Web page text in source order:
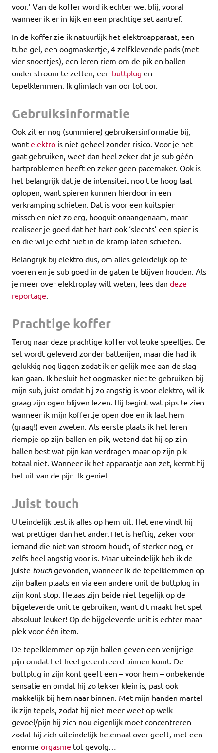
voor.’ Van de koffer word ik echter wel blij, vooral
wanneer ik er in kijk en een prachtige set aantref.
In de koffer zie ik natuurlijk het elektroapparaat, een
tube gel, een oogmaskertje, 4 zelfklevende pads (met
vier snoertjes), een leren riem om de pik en ballen
onder stroom te zetten, een buttplug en
tepelklemmen. Ik glimlach van oor tot oor.
Gebruiksinformatie
Ook zit er nog (summiere) gebruikersinformatie bij,
want elektro is niet geheel zonder risico. Voor je het
gaat gebruiken, weet dan heel zeker dat je sub géén
hartproblemen heeft en zeker geen pacemaker. Ook is
het belangrijk dat je de intensiteit nooit te hoog laat
oplopen, want spieren kunnen hierdoor in een
verkramping schieten. Dat is voor een kuitspier
misschien niet zo erg, hooguit onaangenaam, maar
realiseer je goed dat het hart ook ‘slechts’ een spier is
en die wil je echt niet in de kramp laten schieten.
Belangrijk bij elektro dus, om alles geleidelijk op te
voeren en je sub goed in de gaten te blijven houden. Als
je meer over elektroplay wilt weten, lees dan deze
reportage
Prachtige koffer
Terug naar deze prachtige koffer vol leuke speeltjes. De
set wordt geleverd zonder batterijen, maar die had ik
gelukkig nog liggen zodat ik er gelijk mee aan de slag
kan gaan. Ik besluit het oogmasker niet te gebruiken bij
mijn sub, juist omdat hij zo angstig is voor elektro, wil ik
graag zijn ogen blijven lezen. Hij begint wat pips te zien
wanneer ik mijn koffertje open doe en ik laat hem
(graag!) even zweten. Als eerste plaats ik het leren
riempje op zijn ballen en pik, wetend dat hij op zijn
ballen best wat pijn kan verdragen maar op zijn pik
totaal niet. Wanneer ik het apparaatje aan zet, kermt hij
het uit van de pijn. Ik geniet.
Juist touch
Uiteindelijk test ik alles op hem uit. Het ene vindt hij
wat prettiger dan het ander. Het is heftig, zeker voor
iemand die niet van stroom houdt, of sterker nog, er
zelfs heel angstig voor is. Maar uiteindelijk heb ik de
juiste touch gevonden, wanneer ik de tepelklemmen op
zijn ballen plaats en via een andere unit de buttplug in
zijn kont stop. Helaas zijn beide niet tegelijk op de
bijgeleverde unit te gebruiken, want dit maakt het spel
absoluut leuker! Op de bijgeleverde unit is echter maar
plek voor één item.
De tepelklemmen op zijn ballen geven een venijnige
pijn omdat het heel gecentreerd binnen komt. De
buttplug in zijn kont geeft een – voor hem – onbekende
sensatie en omdat hij zo lekker klein is, past ook
makkelijk bij hem naar binnen. Met mijn handen martel
ik zijn tepels, zodat hij niet meer weet op welk
gevoel/pijn hij zich nou eigenlijk moet concentreren
zodat hij zich uiteindelijk helemaal over geeft, met een
enorme orgasme tot gevolg…